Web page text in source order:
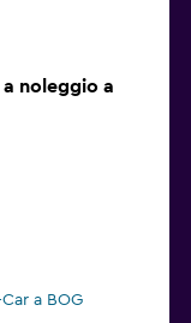
noleggio a
a BOG